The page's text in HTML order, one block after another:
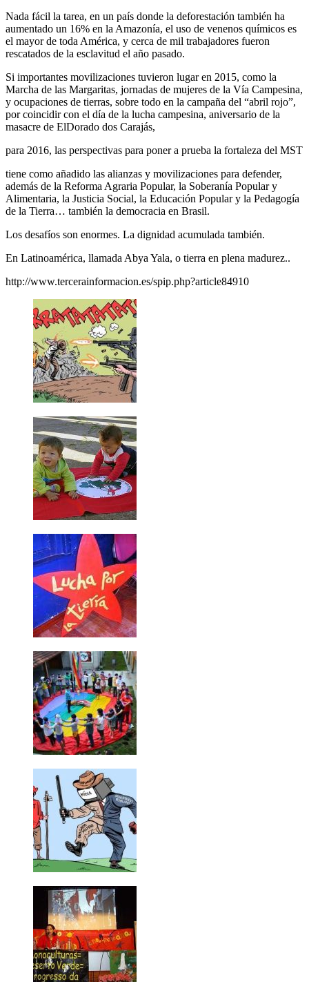
Nada fácil la tarea, en un país donde la deforestación también ha
aumentado un 16% en la Amazonía, el uso de venenos químicos es
el mayor de toda América, y cerca de mil trabajadores fueron
rescatados de la esclavitud el año pasado.
Si importantes movilizaciones tuvieron lugar en 2015, como la
Marcha de las Margaritas, jornadas de mujeres de la Vía Campesina,
y ocupaciones de tierras, sobre todo en la campaña del “abril rojo”,
por coincidir con el día de la lucha campesina, aniversario de la
masacre de ElDorado dos Carajás,
para 2016, las perspectivas para poner a prueba la fortaleza del MST
tiene como añadido las alianzas y movilizaciones para defender,
además de la Reforma Agraria Popular, la Soberanía Popular y
Alimentaria, la Justicia Social, la Educación Popular y la Pedagogía
de la Tierra… también la democracia en Brasil.
Los desafíos son enormes. La dignidad acumulada también.
En Latinoamérica, llamada Abya Yala, o tierra en plena madurez..
http://www.tercerainformacion.es/spip.php?article84910